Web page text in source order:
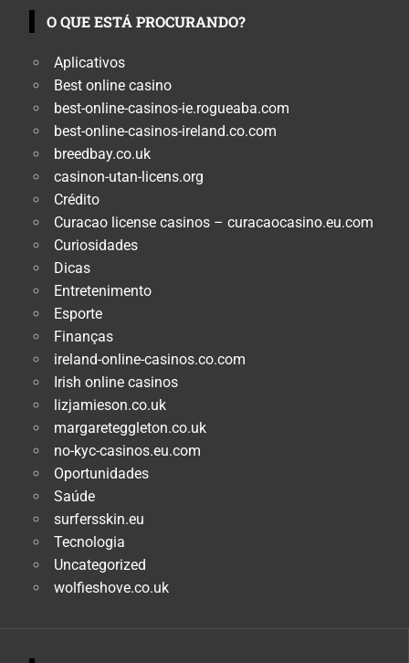
O QUE ESTÁ PROCURANDO?
Aplicativos
Best online casino
best-online-casinos-ie.rogueaba.com
best-online-casinos-ireland.co.com
breedbay.co.uk
casinon-utan-licens.org
Crédito
Curacao license casinos – curacaocasino.eu.com
Curiosidades
Dicas
Entretenimento
Esporte
Finanças
ireland-online-casinos.co.com
Irish online casinos
lizjamieson.co.uk
margareteggleton.co.uk
no-kyc-casinos.eu.com
Oportunidades
Saúde
surfersskin.eu
Tecnologia
Uncategorized
wolfieshove.co.uk